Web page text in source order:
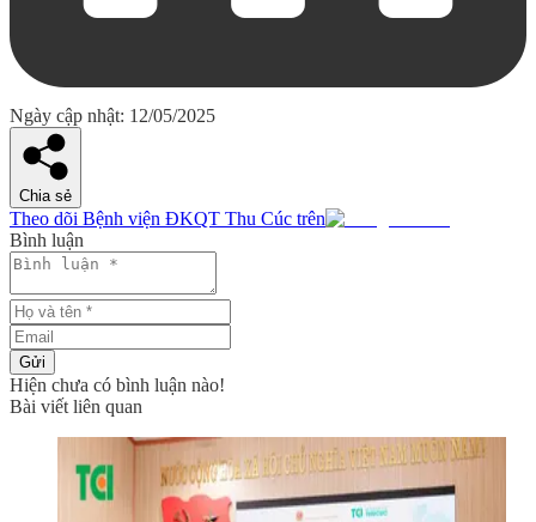
Ngày cập nhật: 12/05/2025
Chia sẻ
Theo dõi Bệnh viện ĐKQT Thu Cúc trên
Bình luận
Gửi
Hiện chưa có bình luận nào!
Bài viết liên quan